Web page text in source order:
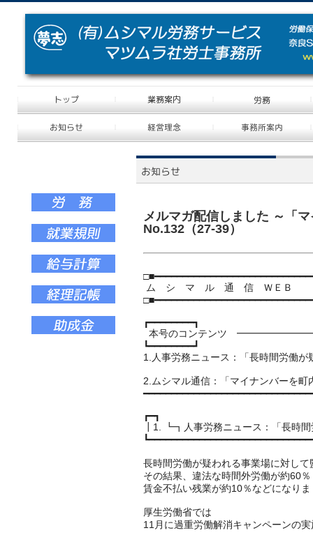
メルマガ配信しました ～「
No.132（27-39）
□■━━━━━━━━━━━━━━━━━━━━━━━━━━━━
ム シ マ ル 通 信 ＷＥＢ
□■━━━━━━━━━━━━━━━━━━━━━━━━━━━━
┏━━━━━━━━┓
本号のコンテンツ
┗━━━━━━━━┛
1.人事労務ニュース：「長時間労働が
2.ムシマル通信：「マイナンバーを町
━━━━━━━━━━━━━━━━━━━━━━━━━━━━━━
┏━┓
┃1. ┗┓人事労務ニュース：「長時
┗━━━━━━━━━━━━━━━━━━━━━━━━━━━━━
長時間労働が疑われる事業場に対し
その結果、違法な時間外労働が約60％
賃金不払い残業が約10％などになり
厚生労働省では
11月に過重労働解消キャンペーンの